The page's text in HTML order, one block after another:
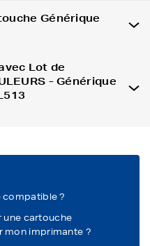
Générique
Lot de
- Générique
compatible ?
une cartouche
mon imprimante ?